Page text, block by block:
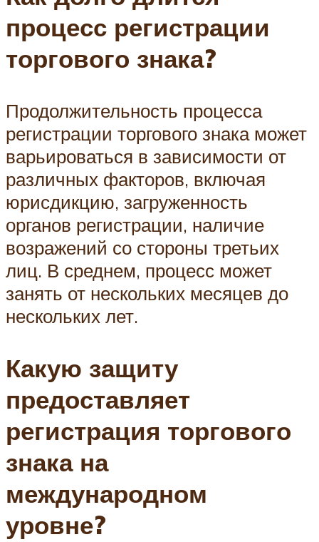
процесс регистрации
торгового знака?
Продолжительность процесса
регистрации торгового знака может
варьироваться в зависимости от
различных факторов, включая
юрисдикцию, загруженность
органов регистрации, наличие
возражений со стороны третьих
лиц. В среднем, процесс может
занять от нескольких месяцев до
нескольких лет.
Какую защиту
предоставляет
регистрация торгового
знака на
международном
уровне?